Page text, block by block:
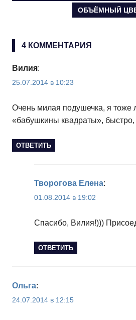
СЛЕДУЮЩАЯ
ОБЪЁМНЫЙ
4 КОММЕНТАРИЯ
Вилия:
25.07.2014 в 10:23
Очень милая подушечка, я тоже
«бабушкины квадраты», быстро,
ОТВЕТИТЬ
Творогова Елена:
01.08.2014 в 19:02
Спасибо, Вилия!)))
ОТВЕТИТЬ
Ольга:
24.07.2014 в 12:15